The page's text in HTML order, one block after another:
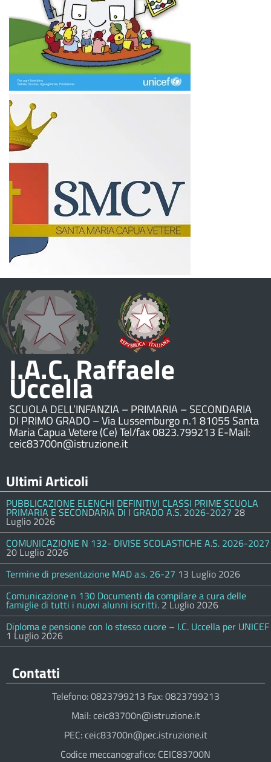
I.A.C. Raffaele
Uccella
SCUOLA DELL’INFANZIA – PRIMARIA – SECONDARIA
DI PRIMO GRADO – Via Lussemburgo n.1 81055 Santa
Maria Capua Vetere (Ce) Tel/fax 0823.799213 E-Mail:
ceic83700n@istruzione.it
Ultimi Articoli
PUBBLICAZIONE ELENCHI DEFINITIVI CLASSI PRIME SCUOLA
PRIMARIA E SECONDARIA DI I GRADO A.S. 2026-2027 28
Luglio 2026
COMUNICAZIONE N 132- DIVISE SCOLASTICHE A.S. 2026-2027
20 Luglio 2026
Termine di presentazione MAD a.s. 26-27 13 Luglio 2026
Comunicazione n 130 Documenti da compilare a cura delle
famiglie di tutti i nuovi alunni iscritti. 2 Luglio 2026
Diploma e pensione con lo stesso cuore – I.C. Uccella per UNICEF
1 Luglio 2026
Contatti
Telefono: 0823799213 Fax: 0823799213
Mail: ceic83700n@istruzione.it
PEC: ceic83700n@pec.istruzione.it
Codice meccanografico: CEIC83700N